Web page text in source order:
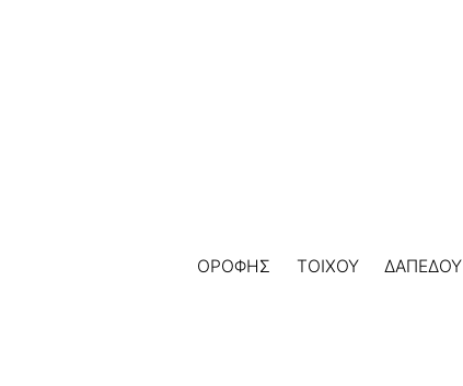
ΟΡΟΦΗΣ ΤΟΙΧΟΥ ΔΑΠΕΔΟΥ